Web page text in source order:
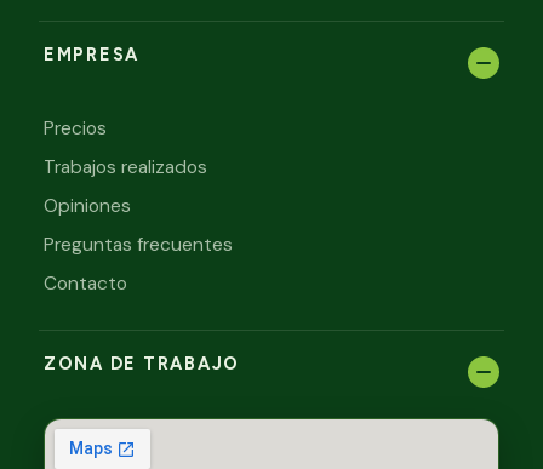
EMPRESA
Precios
Trabajos realizados
Opiniones
Preguntas frecuentes
Contacto
ZONA DE TRABAJO